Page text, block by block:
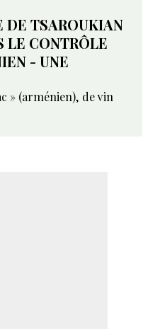
DE TSAROUKIAN
LE CONTRÔLE
- UNE
» (arménien), de vin